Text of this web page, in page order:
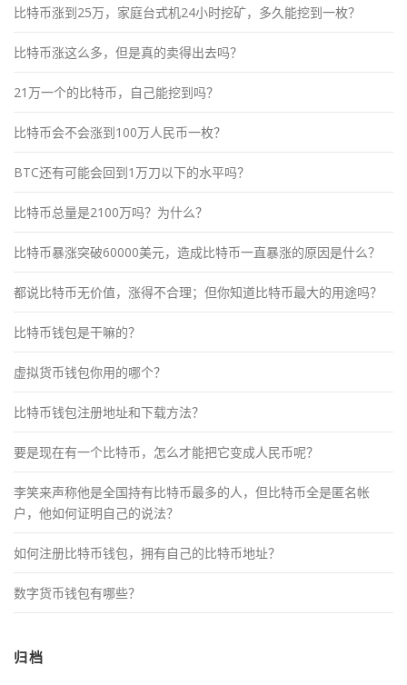
比特币涨到25万，家庭台式机24小时挖矿，多久能挖到一枚？
比特币涨这么多，但是真的卖得出去吗？
21万一个的比特币，自己能挖到吗？
比特币会不会涨到100万人民币一枚？
BTC还有可能会回到1万刀以下的水平吗？
比特币总量是2100万吗？为什么？
比特币暴涨突破60000美元，造成比特币一直暴涨的原因是什么？
都说比特币无价值，涨得不合理；但你知道比特币最大的用途吗？
比特币钱包是干嘛的？
虚拟货币钱包你用的哪个？
比特币钱包注册地址和下载方法？
要是现在有一个比特币，怎么才能把它变成人民币呢？
李笑来声称他是全国持有比特币最多的人，但比特币全是匿名帐
户，他如何证明自己的说法？
如何注册比特币钱包，拥有自己的比特币地址？
数字货币钱包有哪些？
归档